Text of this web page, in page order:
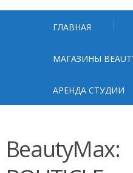
ГЛАВНАЯ
МАГАЗИНЫ
АРЕНДА СТУДИИ
BeautyMax: